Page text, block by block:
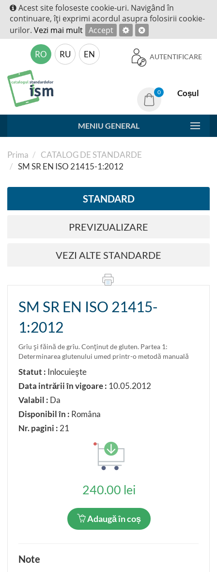
Acest site foloseste cookie-uri. Navigând în
continuare, îţi exprimi acordul asupra folosirii cookie-
urilor. Vezi mai mult Accept
AUTENTIFICARE
RO RU EN
0 Coșul
MENIU GENERAL
Prima
CATALOG DE STANDARDE
SM SR EN ISO 21415-1:2012
STANDARD
PREVIZUALIZARE
VEZI ALTE STANDARDE
SM SR EN ISO 21415-
1:2012
Grîu şi făină de grîu. Conţinut de gluten. Partea 1:
Determinarea glutenului umed printr-o metodă manuală
Statut : Inlocuieşte
Data intrării în vigoare : 10.05.2012
Valabil : Da
Disponibil în : Româna
Nr. pagini : 21
240.00 lei
Adaugă în coș
Note